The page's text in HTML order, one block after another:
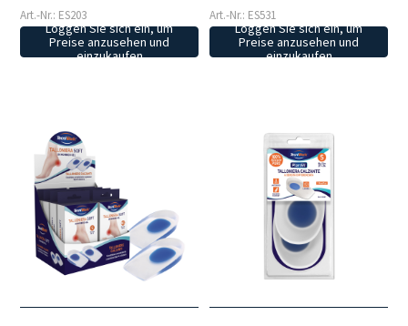
Art.-Nr.: ES203
Loggen Sie sich ein, um
Preise anzusehen und
einzukaufen
Art.-Nr.: ES531
Loggen Sie sich ein, um
Preise anzusehen und
einzukaufen